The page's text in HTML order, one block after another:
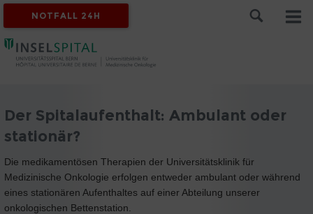
NOTFALL 24H
Der Spitalaufenthalt: Ambulant oder
stationär?
Die medikamentösen Therapien der Universitätsklinik für
Medizinische Onkologie erfolgen entweder ambulant oder während
eines stationären Aufenthaltes auf einer Abteilung unserer
onkologischen Bettenstation.